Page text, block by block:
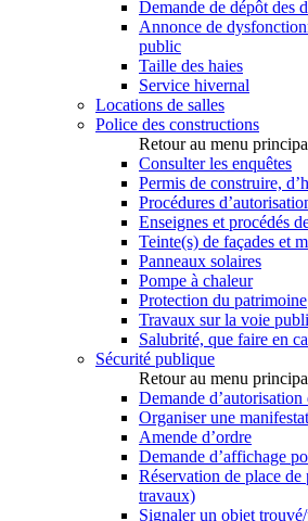
Demande de dépôt des
Annonce de
public
Taille des haies
Service hivernal
Locations de salles
Police des constructions
Retour au menu
Consulter les enquêtes
Permis de construire,
Procédures
Enseignes et procédés
Teinte(s) de façades et
Panneaux solaires
Pompe à chaleur
Protection du patrimoine
Travaux sur la voie
Salubrité, que faire en
Sécurité publique
Retour au menu
Demande
Organiser une
Amende d’ordre
Demande d’affichage
Réservation de place de
travaux)
Signaler un objet